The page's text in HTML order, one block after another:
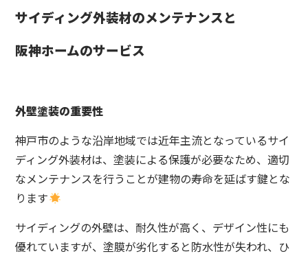
サイディング外装材のメンテナンスと
阪神ホームのサービス
外壁塗装の重要性
神戸市のような沿岸地域では近年主流となっているサイ
ディング外装材は、塗装による保護が必要なため、適切
なメンテナンスを行うことが建物の寿命を延ばす鍵とな
ります
サイディングの外壁は、耐久性が高く、デザイン性にも
優れていますが、塗膜が劣化すると防水性が失われ、ひ